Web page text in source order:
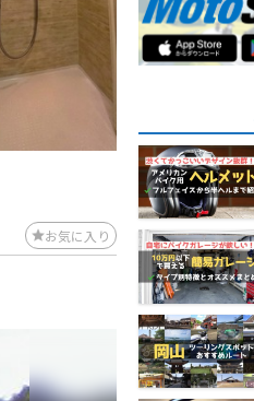
お気に入り